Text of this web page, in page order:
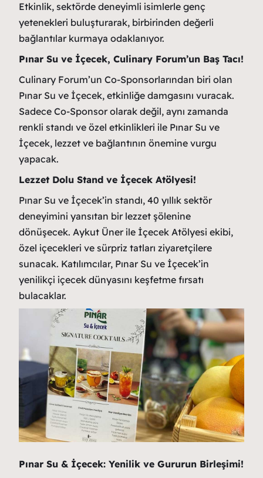
Etkinlik, sektörde deneyimli isimlerle genç
yetenekleri buluşturarak, birbirinden değerli
bağlantılar kurmaya odaklanıyor.
Pınar Su ve İçecek, Culinary Forum’un Baş Tacı!
Culinary Forum’un Co-Sponsorlarından biri olan
Pınar Su ve İçecek, etkinliğe damgasını vuracak.
Sadece Co-Sponsor olarak değil, aynı zamanda
renkli standı ve özel etkinlikleri ile Pınar Su ve
İçecek, lezzet ve bağlantının önemine vurgu
yapacak.
Lezzet Dolu Stand ve İçecek Atölyesi!
Pınar Su ve İçecek’in standı, 40 yıllık sektör
deneyimini yansıtan bir lezzet şölenine
dönüşecek. Aykut Üner ile İçecek Atölyesi ekibi,
özel içecekleri ve sürpriz tatları ziyaretçilere
sunacak. Katılımcılar, Pınar Su ve İçecek’in
yenilikçi içecek dünyasını keşfetme fırsatı
bulacaklar.
Pınar Su & İçecek: Yenilik ve Gururun Birleşimi!